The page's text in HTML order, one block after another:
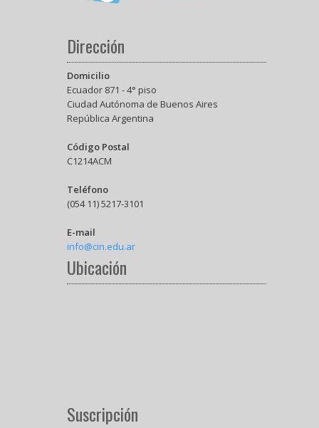
Dirección
Domicilio
Ecuador 871 - 4° piso
Ciudad Autónoma de Buenos Aires
República Argentina
Código Postal
C1214ACM
Teléfono
(054 11) 5217-3101
E-mail
info@cin.edu.ar
Ubicación
Suscripción